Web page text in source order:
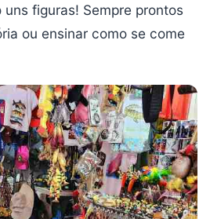
figuras! Sempre prontos
ou ensinar como se come